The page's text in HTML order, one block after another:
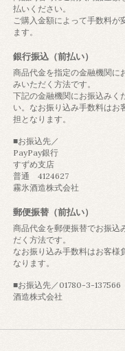
払いください。
ご購入金額によって手数料が
ます。
銀行振込（前払い）
商品代金を指定の金融機関に
みいただく方法です。
下記の金融機関にお振込みく
い。なお振り込み手数料はお
担となります。
■お振込先／
PayPay銀行
すずめ支店
普通 4124627
霧氷酒造株式会社
郵便振替（前払い）
商品代金を郵便振替でお振込
だく方法です。
なお振り込み手数料はお客様
なります。
■お振込先／01780-3-
酒造株式会社